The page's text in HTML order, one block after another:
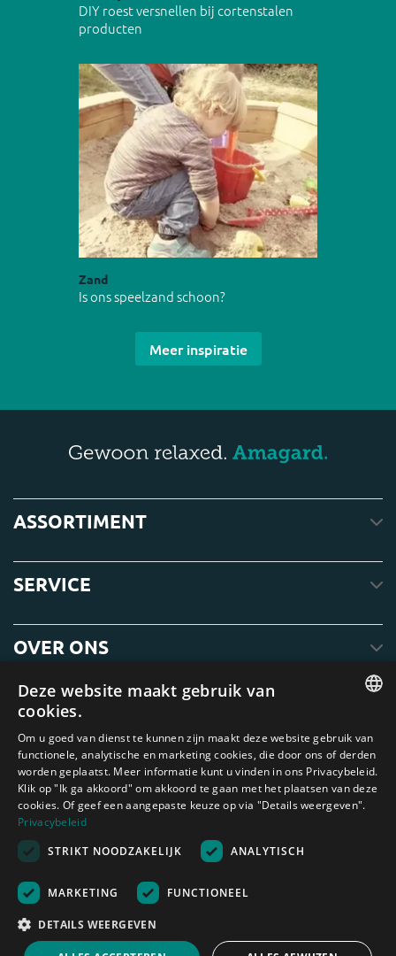
DIY roest versnellen bij cortenstalen
producten
Zand
Is ons speelzand schoon?
Meer inspiratie
ASSORTIMENT
SERVICE
OVER ONS
Amagard.com (Kranendonk B.V.) Geen van de teksten of foto's op deze
website mag zonder schriftelijke toestemming van Kranendonk B.V. worden
Nederland|Deutschland| België|Belgique|
Kingdom
DUTCH
GERMAN
Deze website maakt gebruik van
cookies.
Om u goed van dienst te kunnen zijn maakt deze website gebruik van
functionele, analytische en marketing cookies, die door ons of derden
worden geplaatst. Meer informatie kunt u vinden in ons Privacybeleid.
Klik op "Ik ga akkoord" om akkoord te gaan met het plaatsen van deze
cookies. Of geef een aangepaste keuze op via "Details weergeven".
Privacybeleid
STRIKT NOODZAKELIJK
ANALYTISCH
MARKETING FUNCTIONEEL
DETAILS WEERGEVEN